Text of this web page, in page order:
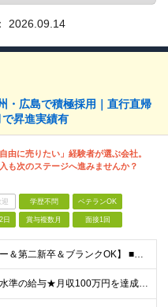
2026.09.14
・広島で積極採用｜直行直帰
昇進実績有
自由に売りたい」経験者が選ぶ会社。
も次のステージへ進みませんか？
迎 学歴不問 ベテランOK
日 賞与複数月 面接1回
【正社員デビュー＆第二新卒＆ブランクOK】 ■学歴不問 ■何かしらの営業経験をお持ちの方（年数不問） ■普通自動車免許（AT限定可）をお持ちの方 ＼こんな方にピッタリ／ □成果に見合った収入と安定し
★地方でも東京水準の給与★月収100万円を達成した実績あり！ 月給30万円～＋高率インセンティブ＋各種手当＋賞与年2回 ※経験やスキルを考慮し決定いたします ※上記には固定残業代（20時間分／2万2